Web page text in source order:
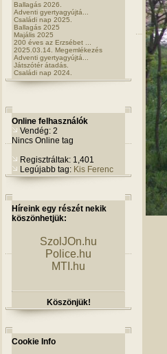
Ballagás 2026.
Adventi gyertyagyújtá...
Családi nap 2025.
Ballagás 2025
Majális 2025
200 éves az Erzsébet ...
2025.03.14. Megemlékezés
Adventi gyertyagyújtá...
Játszótér átadás.
Családi nap 2024.
Online felhasználók
Vendég: 2
Nincs Online tag
Regisztráltak: 1,401
Legújabb tag: Kis Ferenc
Híreink egy részét nekik
köszönhetjük:
SzolJOn.hu
Police.hu
MTI.hu
Köszönjük!
Cookie Info